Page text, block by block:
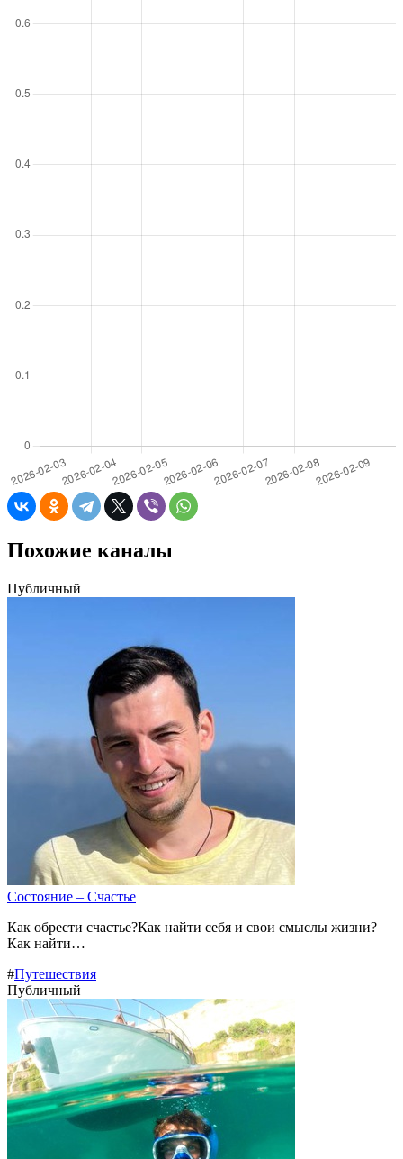
Похожие каналы
Публичный
Состояние – Счастье
Как обрести счастье?Как найти себя и свои смыслы жизни?
Как найти…
#Путешествия
Публичный